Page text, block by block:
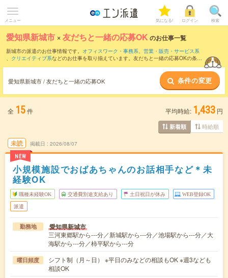
メニュー 気になる! ログイン 検索
愛知県新城市 ×友だちと一緒の応募OK のお仕事一覧
新城市の派遣のお仕事情報です。 オフィスワーク・事務系、 営業・販売・サービス系
、 クリエイティブ系などのお仕事を取り揃えています。友だちと一緒の応募OKの条件
愛知県新城市 / 友だちと一緒の応募OK 条件の変更
全 15件 平均時給: 1,433 円
新着順 時給順
未読
NEW
掲載日 2026/08/07
小規模施設でおばあちゃんのお話相手など＊未
経験OK
職種未経験OK 交通費別途支給あり 土日祝日が休み WEB登録OK
派遣
勤務地 愛知県新城市
三河東郷駅から---分／新城駅から---分／池場駅から---分／大
海駅から---分／柿平駅から---分
曜日頻度
シフト制（月～日） ※平日のみなどの相談もOK ※週3なども
相談OK